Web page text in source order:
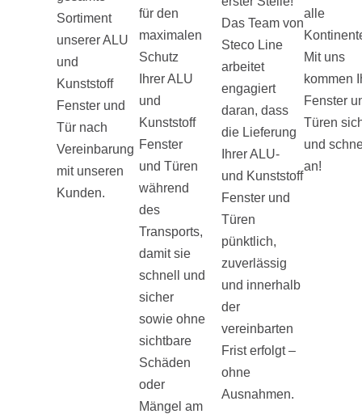
Sortiment
unserer ALU
und
Kunststoff
Fenster und
Tür nach
Vereinbarung
mit unseren
Kunden.
für den
maximalen
Schutz
Ihrer ALU
und
Kunststoff
Fenster
und Türen
während
des
Transports,
damit sie
schnell und
sicher
sowie ohne
sichtbare
Schäden
oder
Mängel am
Das Team von
Steco Line
arbeitet
engagiert
daran, dass
die Lieferung
Ihrer ALU-
und Kunststoff
Fenster und
Türen
pünktlich,
zuverlässig
und innerhalb
der
vereinbarten
Frist erfolgt –
ohne
Ausnahmen.
alle
Mit uns
kommen
Fenster
Türen
und
an!